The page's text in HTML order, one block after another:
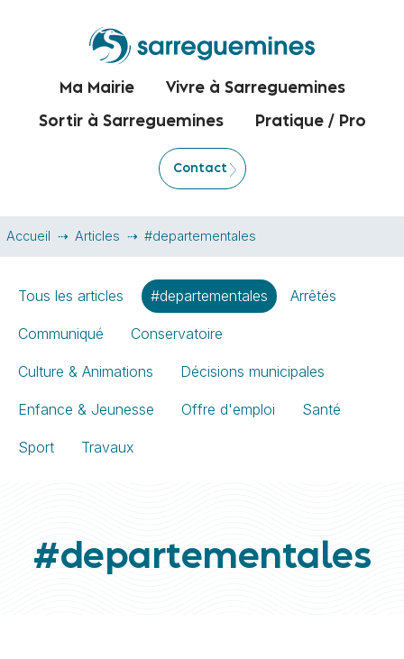
Ma Mairie Vivre à Sarreguemines
Sortir à Sarreguemines Pratique / Pro
Contact
Accueil Articles #departementales
Tous les articles #departementales Arrêtés
Communiqué Conservatoire
Culture & Animations Décisions municipales
Enfance & Jeunesse Offre d'emploi Santé
Sport Travaux
#departementales